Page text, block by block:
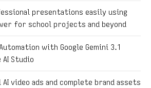
presentations easily using
for school projects and beyond
with Google Gemini 3.1
AI Studio
video ads and complete brand assets